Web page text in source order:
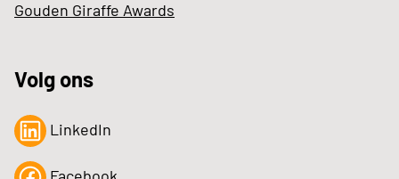
Gouden Giraffe Awards
Volg ons
LinkedIn